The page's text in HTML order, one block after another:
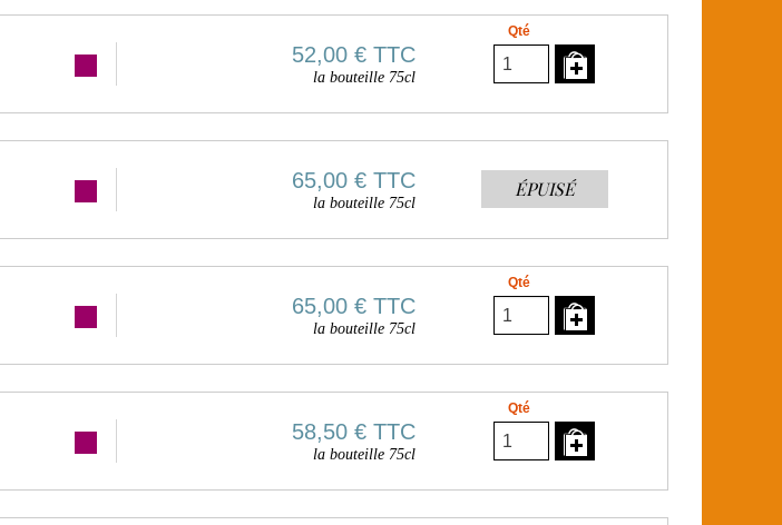
52,00 € TTC
la bouteille 75cl
Qté
65,00 € TTC
la bouteille 75cl
ÉPUISÉ
65,00 € TTC
la bouteille 75cl
Qté
58,50 € TTC
la bouteille 75cl
Qté